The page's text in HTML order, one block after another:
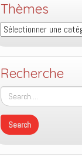
Thèmes
Thèmes
Recherche